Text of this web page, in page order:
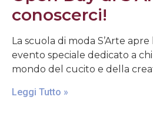
conoscerci!
La scuola di moda S’Arte
evento speciale dedicato a chi
mondo del cucito e della
Leggi Tutto »